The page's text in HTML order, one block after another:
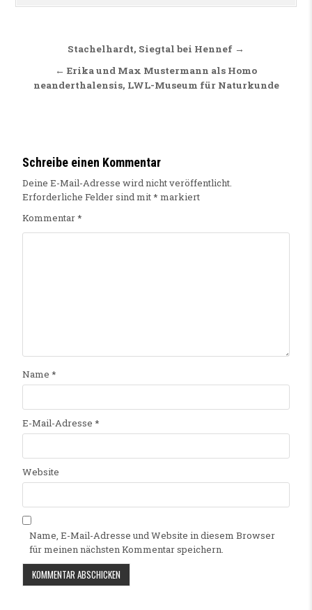
Beitragsnavigation
Stachelhardt, Siegtal bei Hennef →
← Erika und Max Mustermann als Homo
neanderthalensis, LWL-Museum für Naturkunde
Schreibe einen Kommentar
Deine E-Mail-Adresse wird nicht veröffentlicht.
Erforderliche Felder sind mit* markiert
Kommentar*
Name *
E-Mail-Adresse *
Website
Name, E-Mail-Adresse und Website in diesem Browser
für meinen nächsten Kommentar speichern.